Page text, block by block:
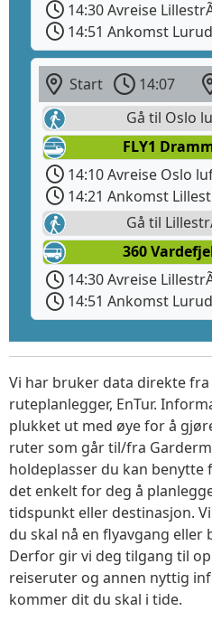
14:30 Avreise
14:51 Ankomst
Start 14:07
Gå til Oslo
FLY1
14:10 Avreise Oslo
14:21 Ankomst
Gå til
360
14:30 Avreise
14:51 Ankomst
Vi har bruker data direkte
ruteplanlegger, EnTur.
plukket ut med øye for å
ruter som går til/fra
holdeplasser du kan
det enkelt for deg å
tidspunkt eller destinasjon.
du skal nå en flyavgang eller
Derfor gir vi deg tilgang til
reiseruter og annen nyttig
kommer dit du skal i tide.